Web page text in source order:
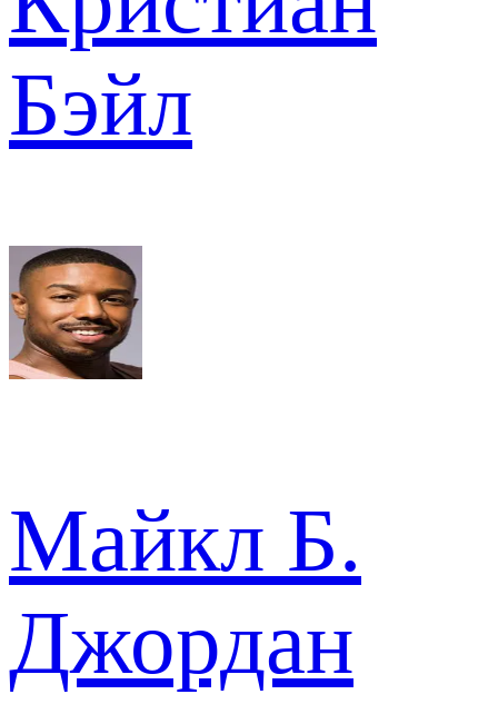
Бэйл
Майкл Б.
Джордан